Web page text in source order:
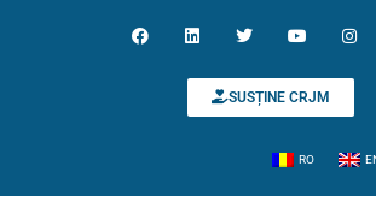
SUSȚINE CRJM
RO